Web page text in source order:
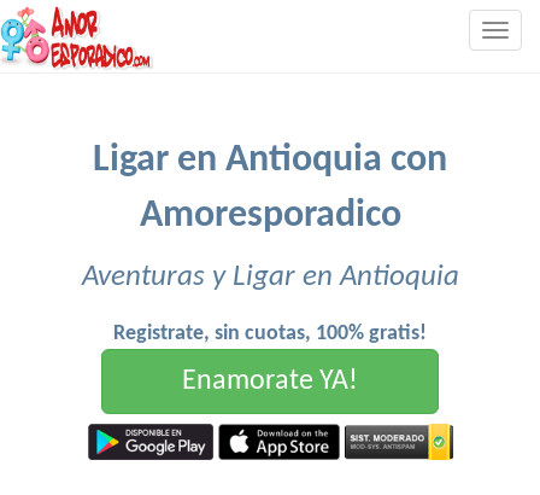
Ligar en Antioquia con
Amoresporadico
Aventuras y Ligar en Antioquia
Registrate, sin cuotas, 100% gratis!
Enamorate YA!